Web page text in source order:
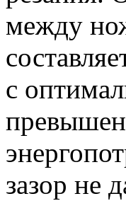
между
с
зазор не